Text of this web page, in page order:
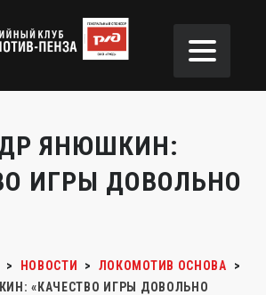
ЯНЮШКИН:
ИГРЫ ДОВОЛЬНО
> НОВОСТИ > ЛОКОМОТИВ ОСНОВА
>
«КАЧЕСТВО ИГРЫ ДОВОЛЬНО